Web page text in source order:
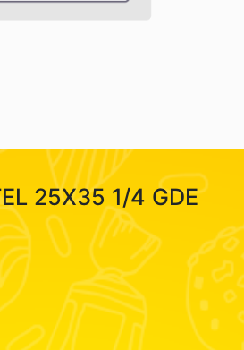
25X35 1/4 GDE